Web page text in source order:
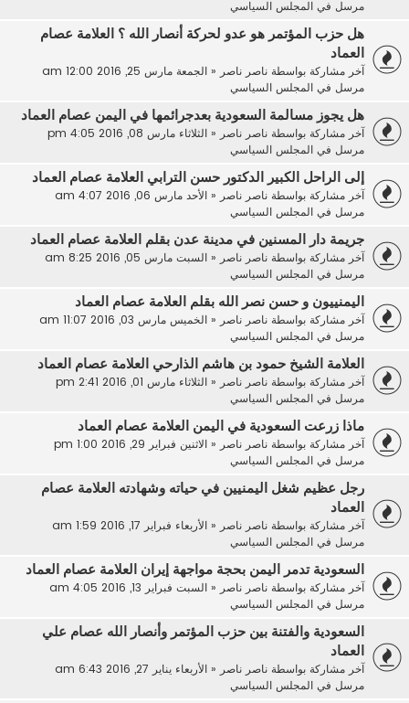
مرسل في المجلس السياسي
هل حزب المؤتمر هو عدو لحركة أنصار الله ؟ العلامة عصام
العماد
آخر مشاركة بواسطة ناصر ناصر« الجمعة مارس 25, 2016 12:00 am
مرسل في المجلس السياسي
هل يجوز مسالمة السعودية بعدجرائمها في اليمن عصام العماد
آخر مشاركة بواسطة ناصر ناصر« الثلاثاء مارس 08, 2016 4:05 pm
مرسل في المجلس السياسي
إلى الراحل الكبير الدكتور حسن الترابي العلامة عصام العماد
آخر مشاركة بواسطة ناصر ناصر« الأحد مارس 06, 2016 4:07 am
مرسل في المجلس السياسي
جريمة دار المسنين في مدينة عدن بقلم العلامة عصام العماد
آخر مشاركة بواسطة ناصر ناصر« السبت مارس 05, 2016 8:25 am
مرسل في المجلس السياسي
اليمنييون و حسن نصر الله بقلم العلامة عصام العماد
آخر مشاركة بواسطة ناصر ناصر« الخميس مارس 03, 2016 11:07 am
مرسل في المجلس السياسي
العلامة الشيخ حمود بن هاشم الذارحي العلامة عصام العماد
آخر مشاركة بواسطة ناصر ناصر« الثلاثاء مارس 01, 2016 2:41 pm
مرسل في المجلس السياسي
ماذا زرعت السعودية في اليمن العلامة عصام العماد
آخر مشاركة بواسطة ناصر ناصر« الاثنين فبراير 29, 2016 1:00 pm
مرسل في المجلس السياسي
رجل عظيم شغل اليمنيين في حياته وشهادته العلامة عصام
العماد
آخر مشاركة بواسطة ناصر ناصر« الأربعاء فبراير 17, 2016 1:59 am
مرسل في المجلس السياسي
السعودية تدمر اليمن بحجة مواجهة إيران العلامة عصام العماد
آخر مشاركة بواسطة ناصر ناصر« السبت فبراير 13, 2016 4:05 am
مرسل في المجلس السياسي
السعودية والفتنة بين حزب المؤتمر وأنصار الله عصام علي
العماد
آخر مشاركة بواسطة ناصر ناصر« الأربعاء يناير 27, 2016 6:43 am
مرسل في المجلس السياسي